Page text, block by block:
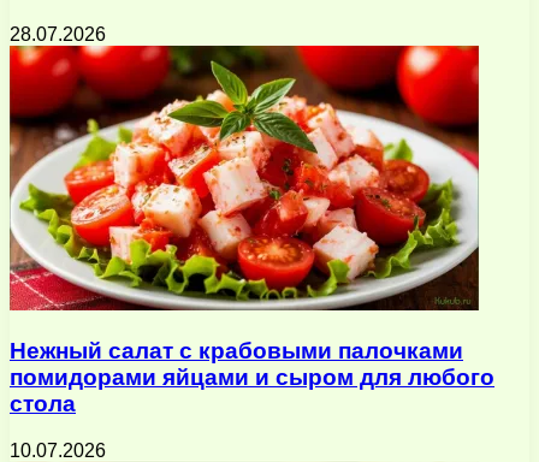
28.07.2026
Нежный салат с крабовыми палочками
помидорами яйцами и сыром для любого
стола
10.07.2026